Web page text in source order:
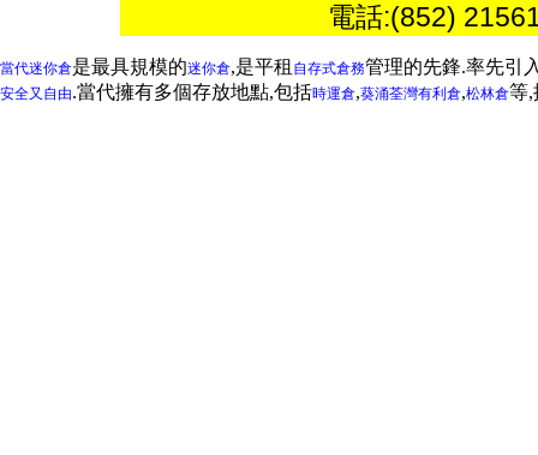
電話:(852)
當代迷你倉是最具規模的迷你倉,是平租 自存式倉務管理的先鋒.率先引
安全又自由.當代擁有多個存放地點,包括時運倉,葵涌荃灣有利倉,松林倉等,